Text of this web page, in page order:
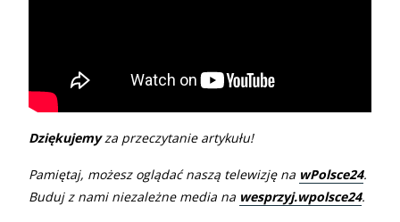
Dziękujemyza przeczytanie artykułu!
Pamiętaj, możesz oglądać naszą telewizję na wPolsce24.
Buduj z nami niezależne media na wesprzyj.wpolsce24.